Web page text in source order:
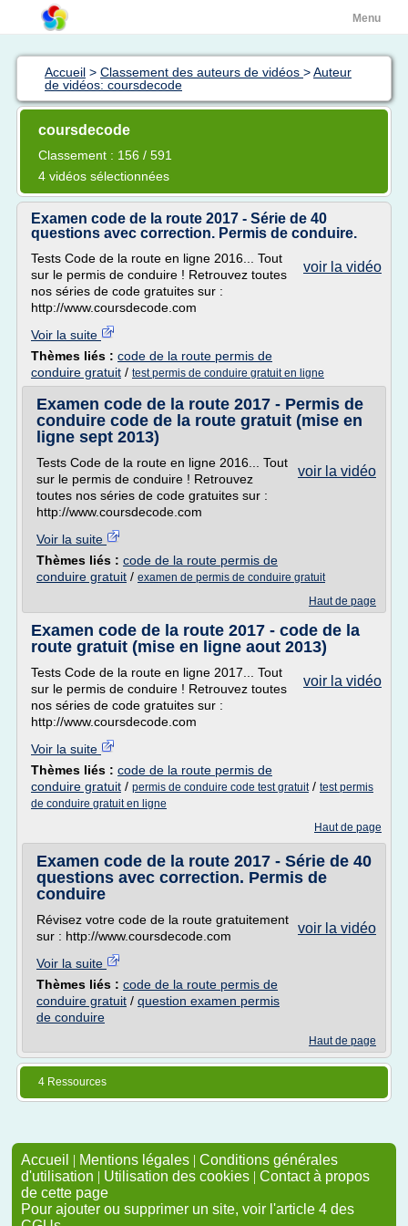
Menu
Accueil > Classement des auteurs de vidéos >Auteur
de vidéos: coursdecode
coursdecode
Classement : 156 / 591
4 vidéos sélectionnées
Examen code de la route 2017 - Série de 40
questions avec correction. Permis de conduire.
voir la vidéo
Tests Code de la route en ligne 2016... Tout
sur le permis de conduire ! Retrouvez toutes
nos séries de code gratuites sur :
http://www.coursdecode.com
Voir la suite
Thèmes liés : code de la route permis de
conduire gratuit / test permis de conduire gratuit en ligne
Examen code de la route 2017 - Permis de
conduire code de la route gratuit (mise en
ligne sept 2013)
voir la vidéo
Tests Code de la route en ligne 2016... Tout
sur le permis de conduire ! Retrouvez
toutes nos séries de code gratuites sur :
http://www.coursdecode.com
Voir la suite
Thèmes liés : code de la route permis de
conduire gratuit / examen de permis de conduire gratuit
Haut de page
Examen code de la route 2017 - code de la
route gratuit (mise en ligne aout 2013)
voir la vidéo
Tests Code de la route en ligne 2017... Tout
sur le permis de conduire ! Retrouvez toutes
nos séries de code gratuites sur :
http://www.coursdecode.com
Voir la suite
Thèmes liés : code de la route permis de
conduire gratuit / permis de conduire code test gratuit/ test permis
de conduire gratuit en ligne
Haut de page
Examen code de la route 2017 - Série de 40
questions avec correction. Permis de
conduire
voir la vidéo
Révisez votre code de la route gratuitement
sur : http://www.coursdecode.com
Voir la suite
Thèmes liés : code de la route permis de
conduire gratuit / question examen permis
de conduire
Haut de page
4 Ressources
Accueil | Mentions légales | Conditions générales
d'utilisation | Utilisation des cookies | Contact à propos
de cette page
Pour ajouter ou supprimer un site, voir l'article 4 des